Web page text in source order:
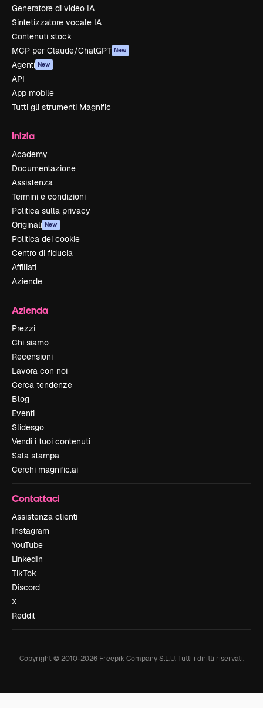
Generatore di video IA
Sintetizzatore vocale IA
Contenuti stock
MCP per Claude/ChatGPT New
Agenti New
API
App mobile
Tutti gli strumenti Magnific
Inizia
Academy
Documentazione
Assistenza
Termini e condizioni
Politica sulla privacy
Originali New
Politica dei cookie
Centro di fiducia
Affiliati
Aziende
Azienda
Prezzi
Chi siamo
Recensioni
Lavora con noi
Cerca tendenze
Blog
Eventi
Slidesgo
Vendi i tuoi contenuti
Sala stampa
Cerchi magnific.ai
Contattaci
Assistenza clienti
Instagram
YouTube
LinkedIn
TikTok
Discord
X
Reddit
Copyright © 2010-2026Freepik Company S.L.U. Tutti i diritti riservati.